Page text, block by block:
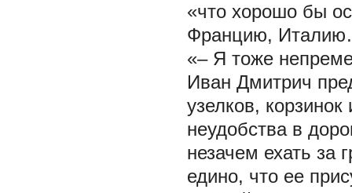
«что хорошо бы
Францию,
«– Я тоже
Иван Дмитрич
узелков,
неудобства в
незачем ехать за
едино, что ее